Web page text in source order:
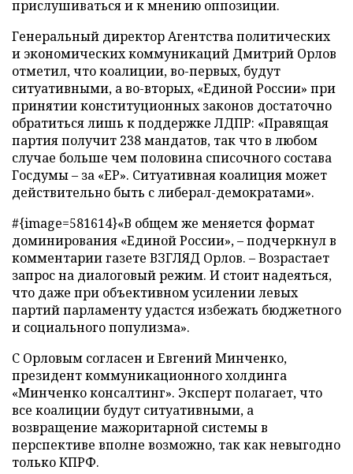
прислушиваться и к мнению оппозиции.
Генеральный директор Агентства политических
и экономических коммуникаций Дмитрий Орлов
отметил, что коалиции, во-первых, будут
ситуативными, а во-вторых, «Единой России» при
принятии конституционных законов достаточно
обратиться лишь к поддержке ЛДПР: «Правящая
партия получит 238 мандатов, так что в любом
случае больше чем половина списочного состава
Госдумы – за «ЕР». Ситуативная коалиция может
действительно быть с либерал-демократами».
#{image=581614}«В общем же меняется формат
доминирования «Единой России», – подчеркнул в
комментарии газете ВЗГЛЯД Орлов. – Возрастает
запрос на диалоговый режим. И стоит надеяться,
что даже при объективном усилении левых
партий парламенту удастся избежать бюджетного
и социального популизма».
С Орловым согласен и Евгений Минченко,
президент коммуникационного холдинга
«Минченко консалтинг». Эксперт полагает, что
все коалиции будут ситуативными, а
возвращение мажоритарной системы в
перспективе вполне возможно, так как невыгодно
только КПРФ.